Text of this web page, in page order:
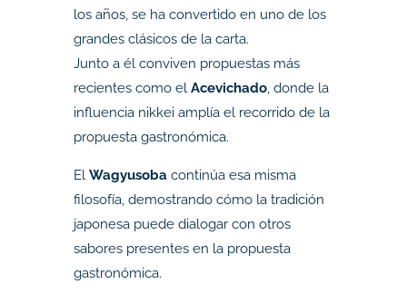
los años, se ha convertido en uno de los
grandes clásicos de la carta.
Junto a él conviven propuestas más
recientes como el Acevichado, donde la
influencia nikkei amplía el recorrido de la
propuesta gastronómica.
El Wagyusobacontinúa esa misma
filosofía, demostrando cómo la tradición
japonesa puede dialogar con otros
sabores presentes en la propuesta
gastronómica.